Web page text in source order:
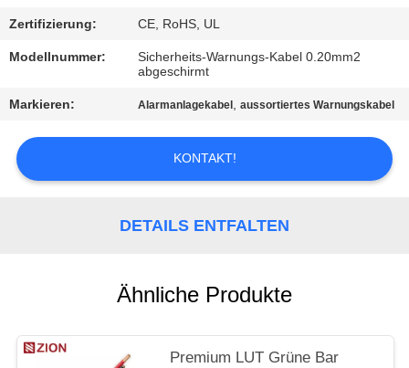
SITEMAP
POLICY
Zertifizierung: CE, RoHS, UL
Modellnummer:
Sicherheits-Warnungs-Kabel 0.20mm2
abgeschirmt
Markieren: Alarmanlagekabel ,aussortiertes Warnungskabel
KONTAKT!
DETAILS ENTFALTEN
Ähnliche Produkte
Premium LUT Grüne Bar